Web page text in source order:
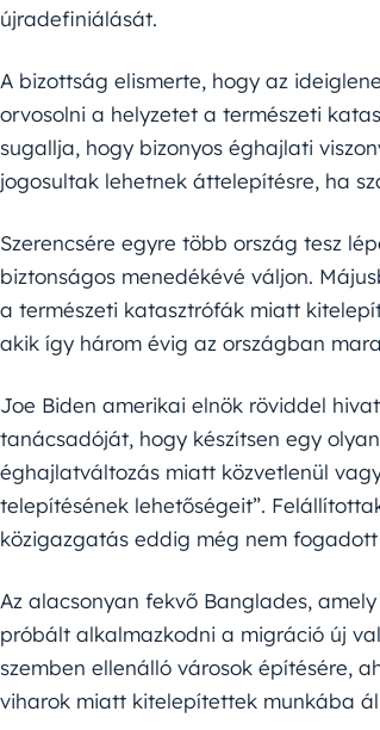
újradefiniálását.
A bizottság elismerte, hogy az
orvosolni a helyzetet a természeti
sugallja, hogy bizonyos éghajlati
jogosultak lehetnek áttelepítésre, ha
Szerencsére egyre több ország tesz
biztonságos menedékévé váljon.
a természeti katasztrófák miatt
akik így három évig az országban
Joe Biden amerikai elnök röviddel
tanácsadóját, hogy készítsen egy
éghajlatváltozás miatt közvetlenül
telepítésének lehetőségeit”.
közigazgatás eddig még nem
Az alacsonyan fekvő Banglades,
próbált alkalmazkodni a migráció új
szemben ellenálló városok építésére,
viharok miatt kitelepítettek munkába